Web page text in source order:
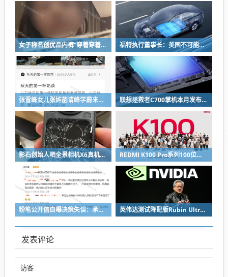
女子称名创优品内裤“穿着穿着掉了”让其颜面尽失 品牌方客服回应：已启动紧急调查 福特执行董事长：美国不可能永远把中国车企挡在门外 进来也有信心击败
张雪峰女儿张姩菡请峰学蔚来员工喝立秋奶茶 往年都是张雪峰买单 联想拯救者C700掌机本月发布：掌中玩3A 畅玩9小时不插电
影石创始人晒全景相机X6真机：硬扛一颗子弹没穿透 REDMI K100 Pro系列100位工程师代表亮相：设计、工程K90原班人马操刀
粉笔公开信自曝决策失误：承认鸡贼 蹭热度 舍不得成本想多收钱 英伟达测试降配版Rubin Ultra GPU：HBM短缺下芯片厂商如何破局
发表评论